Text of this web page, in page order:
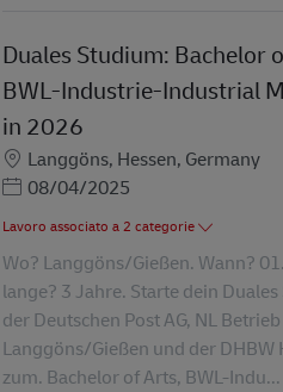
Duales Studium: Bachelor
BWL-Industrie-Industrial
in 2026
SedeLanggöns, Hessen, Germany
Posted Date
08/04/2025
Lavoro associato a 2 categorie
Wo? Langgöns/Gießen. Wann?
lange? 3 Jahre. Starte dein
der Deutschen Post AG, NL
Langgöns/Gießen und der DHBW
zum. Bachelor of Arts, BWL-Indu...